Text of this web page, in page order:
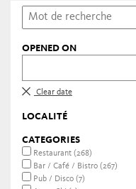
OPENED ON
Clear date
LOCALITÉ
CATEGORIES
Restaurant (268)
Bar / Café / Bistro (267)
Pub / Disco (7)